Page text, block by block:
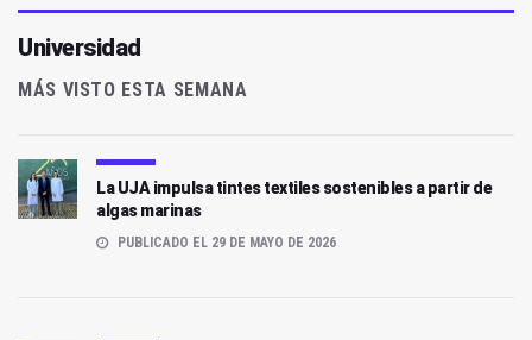
Universidad
MÁS VISTO ESTA SEMANA
La UJA impulsa tintes textiles sostenibles a partir de
algas marinas
PUBLICADO EL 29 DE MAYO DE 2026